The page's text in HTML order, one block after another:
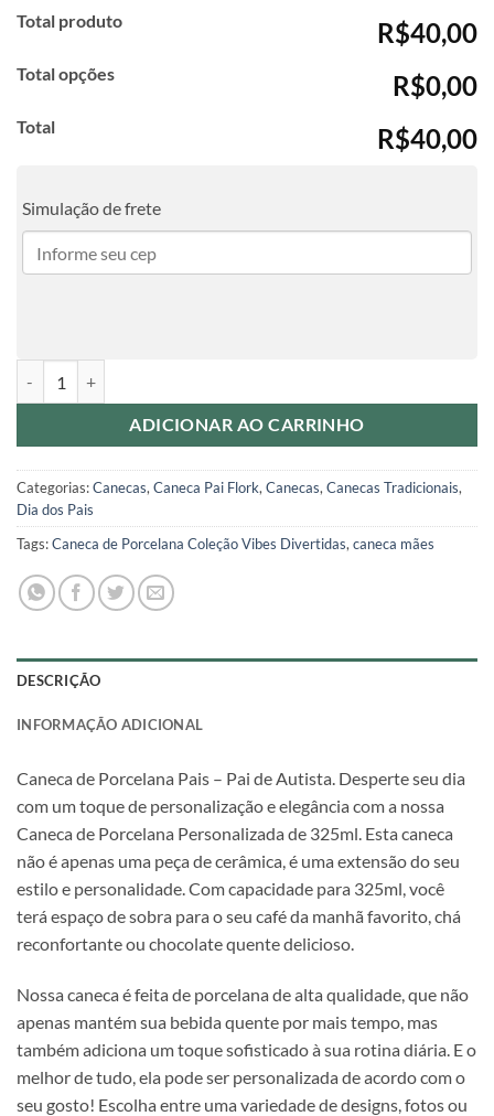
Total produto R$40,00
Total opções R$0,00
Total R$40,00
Simulação de frete
ADICIONAR AO CARRINHO
Categorias:Canecas,Caneca Pai Flork,Canecas,Canecas Tradicionais,
Dia dos Pais
Tags:Caneca de Porcelana Coleção Vibes Divertidas,caneca mães
DESCRIÇÃO
INFORMAÇÃO ADICIONAL
Caneca de Porcelana Pais – Pai de Autista. Desperte seu dia
com um toque de personalização e elegância com a nossa
Caneca de Porcelana Personalizada de 325ml. Esta caneca
não é apenas uma peça de cerâmica, é uma extensão do seu
estilo e personalidade. Com capacidade para 325ml, você
terá espaço de sobra para o seu café da manhã favorito, chá
reconfortante ou chocolate quente delicioso.
Nossa caneca é feita de porcelana de alta qualidade, que não
apenas mantém sua bebida quente por mais tempo, mas
também adiciona um toque sofisticado à sua rotina diária. E o
melhor de tudo, ela pode ser personalizada de acordo com o
seu gosto! Escolha entre uma variedade de designs, fotos ou